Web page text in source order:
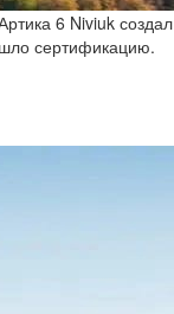
6 Niviuk создал
сертификацию.